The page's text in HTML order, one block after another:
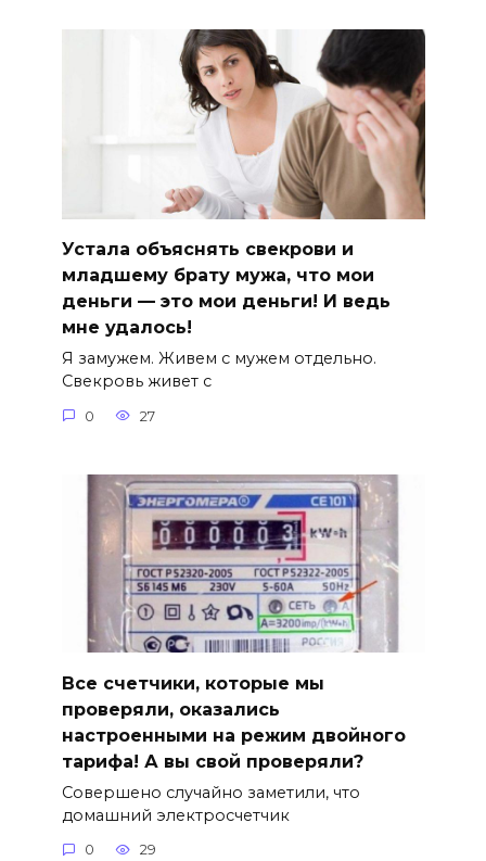
Устала объяснять свекрови и
младшему брату мужа, что мои
деньги — это мои деньги! И ведь
мне удалось!
Я замужем. Живем с мужем отдельно.
Свекровь живет с
0 27
Все счетчики, которые мы
проверяли, оказались
настроенными на режим двойного
тарифа! А вы свой проверяли?
Совершено случайно заметили, что
домашний электросчетчик
0 29